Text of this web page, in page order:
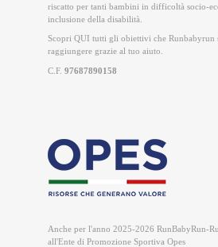
riscatto per tanti bambini in difficoltà socio-
inclusione della disabilità.
Scopri QUI tutti gli obiettivi che Runbabyrun
raggiungere grazie al tuo aiuto.
C.F. 97687890158
Anche per l'anno 2025-2026 RunBabyRun-
all'Ente di Promozione Sportiva Opes